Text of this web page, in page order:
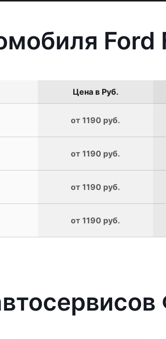
Ford
Цена в Руб.
от 1190 руб.
от 1190 руб.
от 1190 руб.
от 1190 руб.